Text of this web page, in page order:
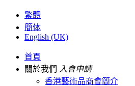
繁體
簡体
English (UK)
首頁
關於我們 入會申請
香港藝術品商會簡介